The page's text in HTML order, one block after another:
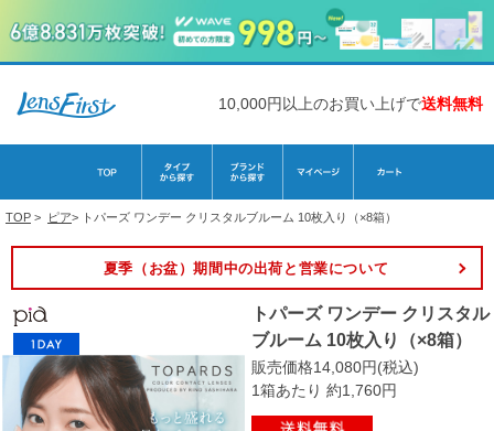
10,000円以上のお買い上げで送料無料
TOP > ピア> トパーズ ワンデー クリスタルブルーム 10枚入り（×8箱）
夏季（お盆）期間中の出荷と営業について
トパーズ ワンデー クリスタル
ブルーム 10枚入り（×8箱）
販売価格14,080円(税込)
1箱あたり 約1,760円